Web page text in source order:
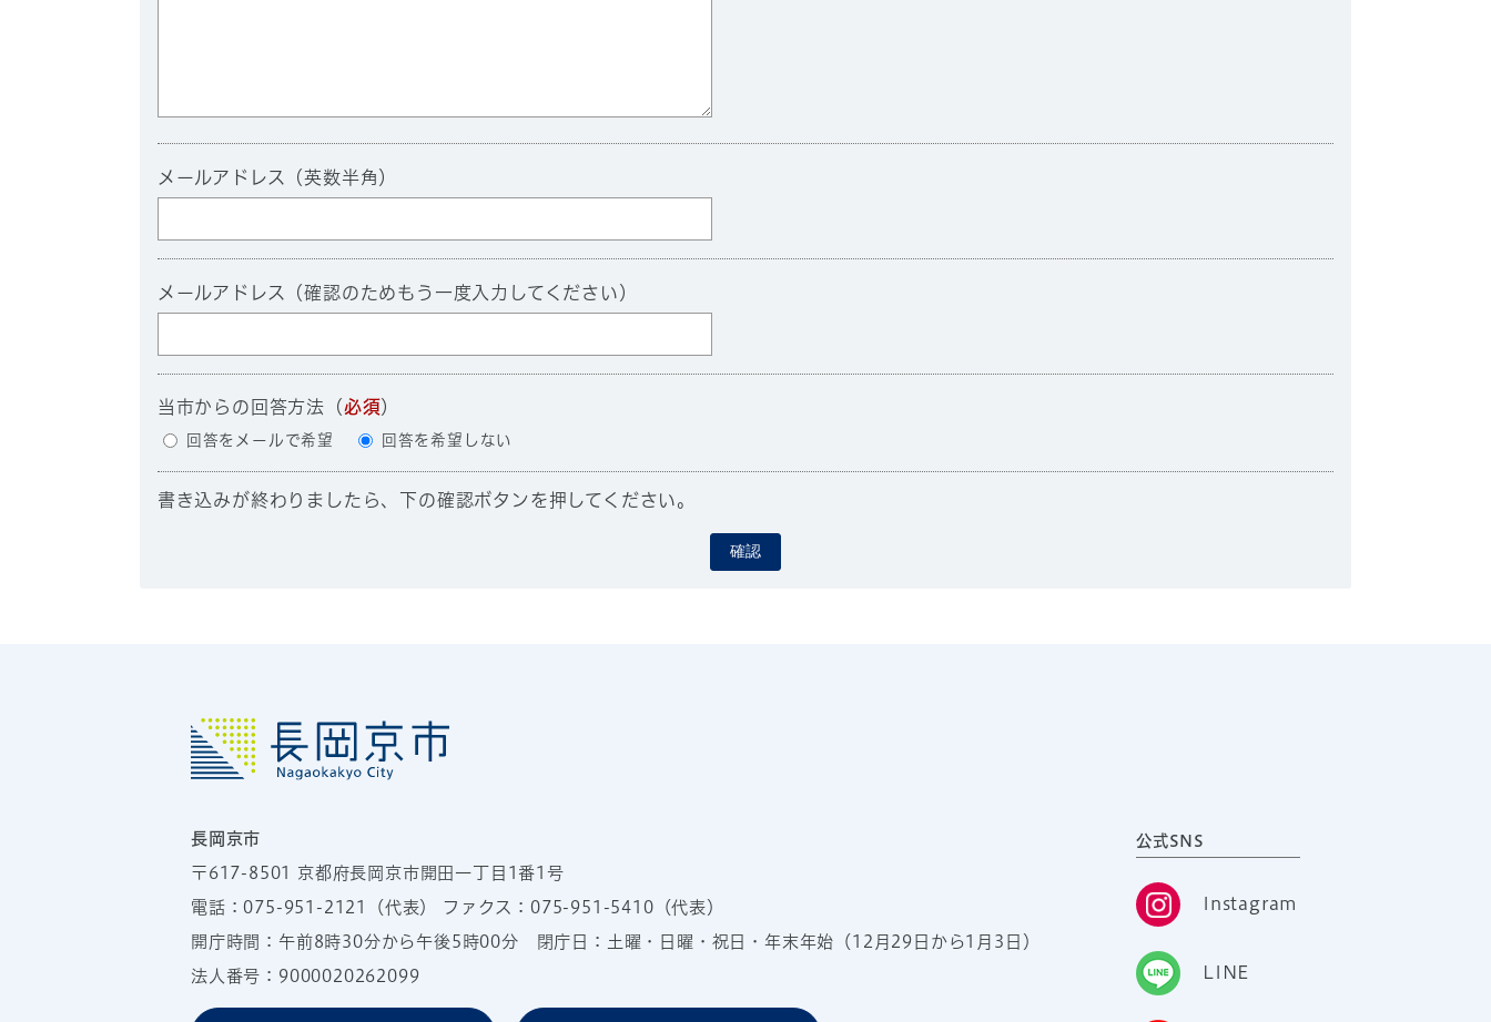
メールアドレス（英数半角）
メールアドレス（確認のためもう一度入力してください）
当市からの回答方法 （必須）
回答をメールで希望 回答を希望しない
書き込みが終わりましたら、下の確認ボタンを押してください。
確認
長岡京市
〒617-8501 京都府長岡京市開田一丁目1番1号
電話：075-951-2121 （代表） ファクス：075-951-5410（代表）
開庁時間：午前8時30分から午後5時00分 閉庁日：土曜・日曜・祝日・年末年始（12月29日から1月3日）
法人番号：9000020262099
公式SNS
Instagram
LINE